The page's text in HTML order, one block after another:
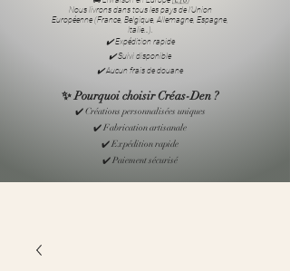
Nous livrons dans tous les pays de l’Union
Européenne (France, Belgique, Allemagne, Espagne,
Italie…).
✔️ Expédition rapide
✔️ Suivi disponible
✔️ Aucun frais de douane
✨ Pourquoi choisir Créas-Den ?
✔️ Créations personnalisées uniques
✔️ Fabrication artisanale
✔️ Expédition rapide
✔️ Paiement sécurisé